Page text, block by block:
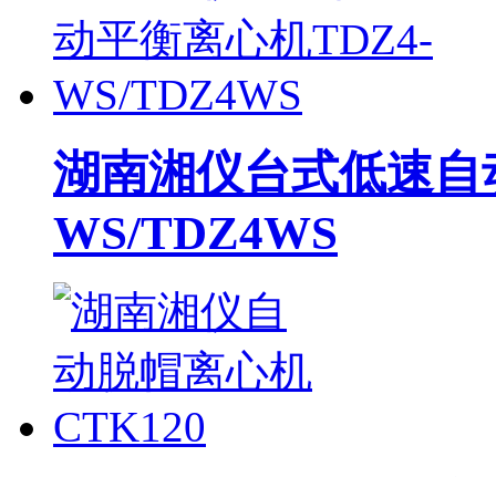
湖南湘仪台式低速
WS/TDZ4WS